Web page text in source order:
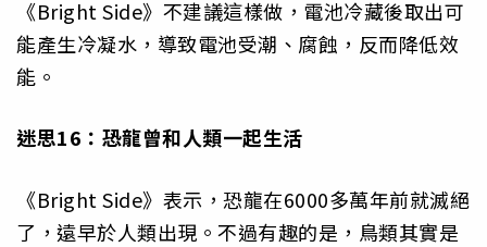
《Bright Side》不建議這樣做，電池冷藏後取出可
能產生冷凝水，導致電池受潮、腐蝕，反而降低效
能。
迷思16：恐龍曾和人類一起生活
《Bright Side》表示，恐龍在6000多萬年前就滅絕
了，遠早於人類出現。不過有趣的是，鳥類其實是